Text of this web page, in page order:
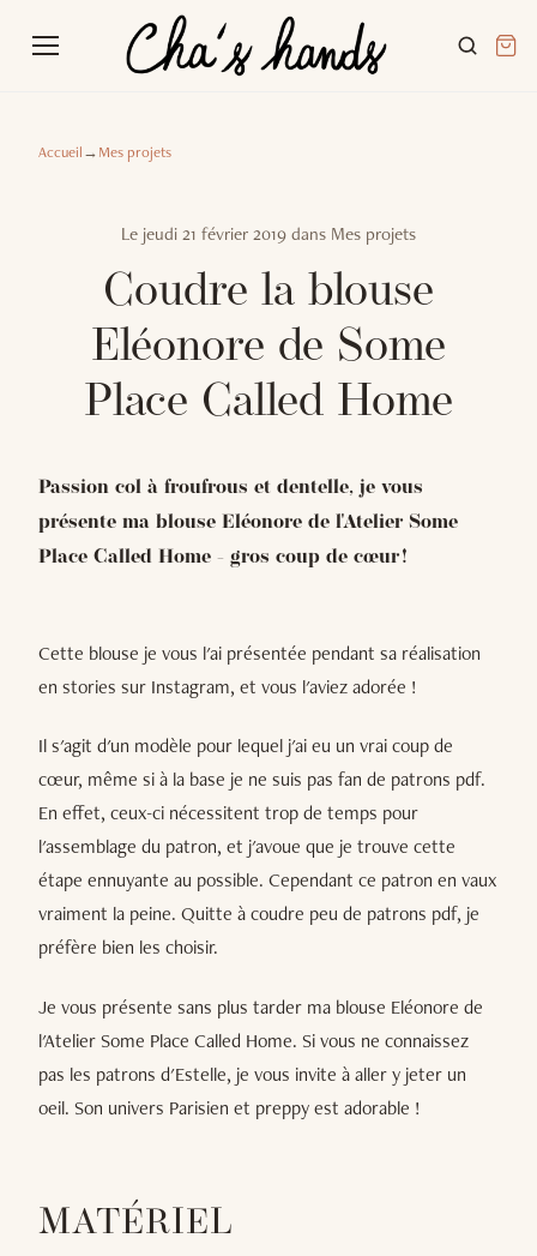
Accueil→Mes projets
Le jeudi 21 février 2019 dans Mes projets
Coudre la blouse
Eléonore de Some
Place Called Home
Passion col à froufrous et dentelle, je vous
présente ma blouse Eléonore de l'Atelier Some
Place Called Home - gros coup de cœur !
Cette blouse je vous l'ai présentée pendant sa réalisation
en stories sur Instagram, et vous l'aviez adorée !
Il s'agit d'un modèle pour lequel j'ai eu un vrai coup de
cœur, même si à la base je ne suis pas fan de patrons pdf.
En effet, ceux-ci nécessitent trop de temps pour
l'assemblage du patron, et j'avoue que je trouve cette
étape ennuyante au possible. Cependant ce patron en vaux
vraiment la peine. Quitte à coudre peu de patrons pdf, je
préfère bien les choisir.
Je vous présente sans plus tarder ma blouse Eléonore de
l'Atelier Some Place Called Home. Si vous ne connaissez
pas les patrons d'Estelle, je vous invite à aller y jeter un
oeil. Son univers Parisien et preppy est adorable !
MATÉRIEL